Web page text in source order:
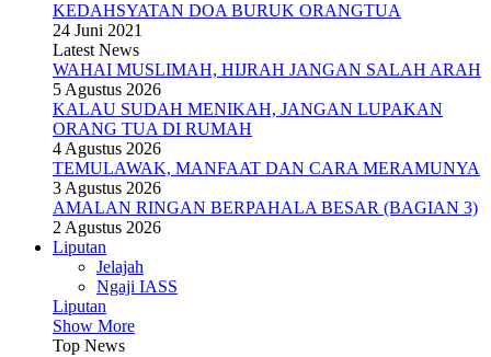
KEDAHSYATAN DOA BURUK ORANGTUA
24 Juni 2021
Latest News
WAHAI MUSLIMAH, HIJRAH JANGAN SALAH ARAH
5 Agustus 2026
KALAU SUDAH MENIKAH, JANGAN LUPAKAN
ORANG TUA DI RUMAH
4 Agustus 2026
TEMULAWAK, MANFAAT DAN CARA MERAMUNYA
3 Agustus 2026
AMALAN RINGAN BERPAHALA BESAR (BAGIAN 3)
2 Agustus 2026
Liputan
Jelajah
Ngaji IASS
Liputan
Show More
Top News